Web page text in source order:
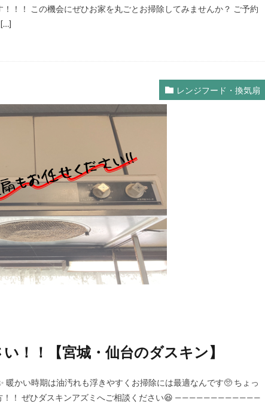
！！ この機会にぜひお家を丸ごとお掃除してみませんか？ ご予約
レンジフード・換気扇
！！【宮城・仙台のダスキン】
暖かい時期は油汚れも浮きやすくお掃除には最適なんです🥺 ちょっ
方！！ ぜひダスキンアズミへご相談ください😆 ————————————